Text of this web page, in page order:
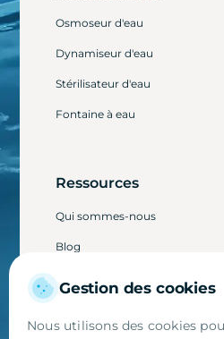
Osmoseur d'eau
Dynamiseur d'eau
Stérilisateur d'eau
Fontaine à eau
Ressources
Qui sommes-nous
Blog
Gestion des cookies
Nous utilisons des cookies